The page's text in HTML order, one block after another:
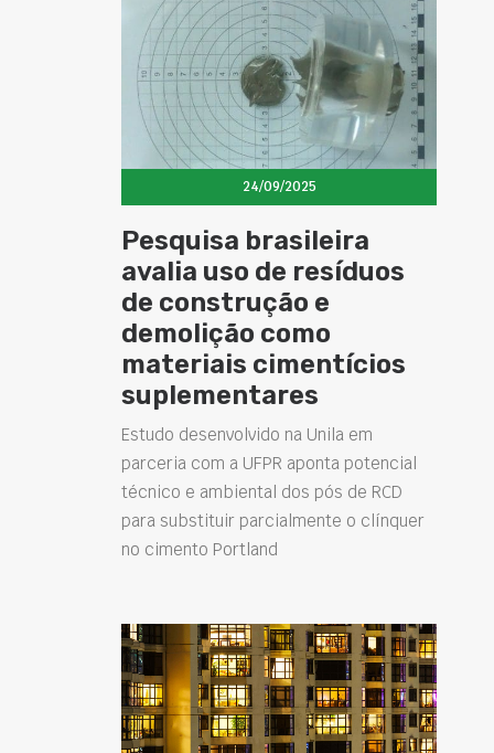
24/09/2025
Pesquisa brasileira
avalia uso de resíduos
de construção e
demolição como
materiais cimentícios
suplementares
Estudo desenvolvido na Unila em
parceria com a UFPR aponta potencial
técnico e ambiental dos pós de RCD
para substituir parcialmente o clínquer
no cimento Portland